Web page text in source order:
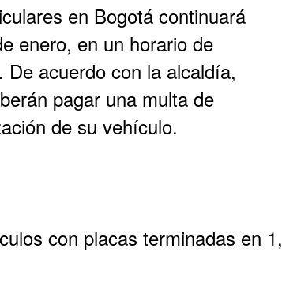
en Bogotá continuará
enero, en un horario de
acuerdo con la alcaldía,
pagar una multa de
de su vehículo.
con placas terminadas en 1,